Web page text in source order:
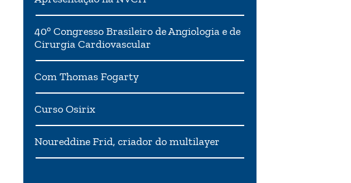
40° Congresso Brasileiro de Angiologia e de
Cirurgia Cardiovascular
Com Thomas Fogarty
Curso Osirix
Noureddine Frid, criador do multilayer